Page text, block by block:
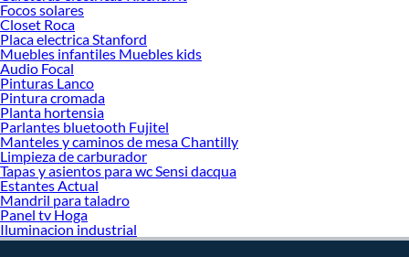
Focos solares
Closet Roca
Placa electrica Stanford
Muebles infantiles Muebles kids
Audio Focal
Pinturas Lanco
Pintura cromada
Planta hortensia
Parlantes bluetooth Fujitel
Manteles y caminos de mesa Chantilly
Limpieza de carburador
Tapas y asientos para wc Sensi dacqua
Estantes Actual
Mandril para taladro
Panel tv Hoga
Iluminacion industrial